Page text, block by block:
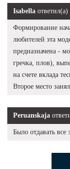
Isabella ответил(а)
Формирование
любителей эта
предназначена -
гречка, плов),
на счете вклада
Второе место
Peruanskaja
Было отдавать все